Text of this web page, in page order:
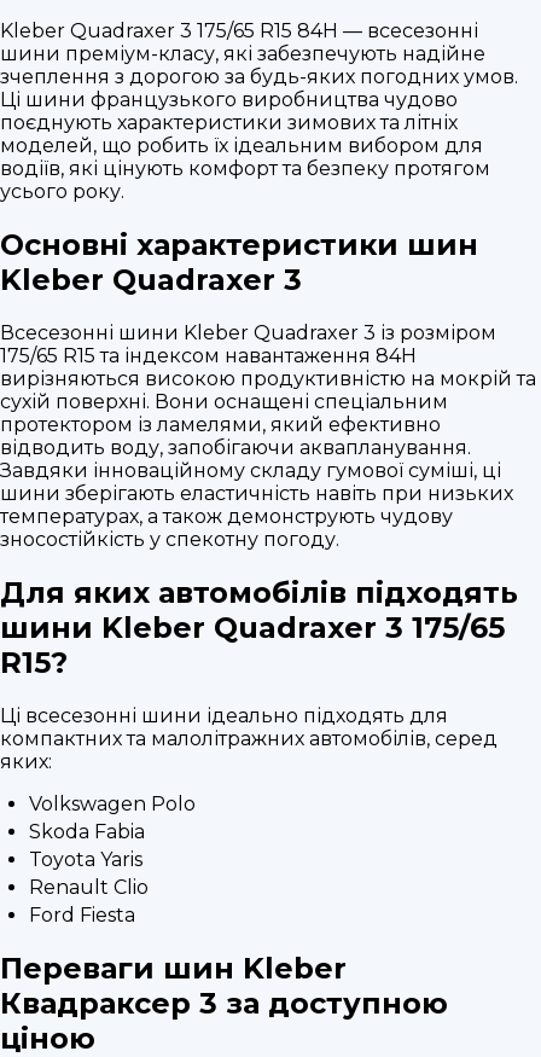
Kleber Quadraxer 3 175/65 R15 84H — всесезонні
шини преміум-класу, які забезпечують надійне
зчеплення з дорогою за будь-яких погодних умов.
Ці шини французького виробництва чудово
поєднують характеристики зимових та літніх
моделей, що робить їх ідеальним вибором для
водіїв, які цінують комфорт та безпеку протягом
усього року.
Основні характеристики шин
Kleber Quadraxer 3
Всесезонні шини Kleber Quadraxer 3 із розміром
175/65 R15 та індексом навантаження 84H
вирізняються високою продуктивністю на мокрій та
сухій поверхні. Вони оснащені спеціальним
протектором із ламелями, який ефективно
відводить воду, запобігаючи аквапланування.
Завдяки інноваційному складу гумової суміші, ці
шини зберігають еластичність навіть при низьких
температурах, а також демонструють чудову
зносостійкість у спекотну погоду.
Для яких автомобілів підходять
шини Kleber Quadraxer 3 175/65
R15?
Ці всесезонні шини ідеально підходять для
компактних та малолітражних автомобілів, серед
яких:
Volkswagen Polo
Skoda Fabia
Toyota Yaris
Renault Clio
Ford Fiesta
Переваги шин Kleber
Квадраксер 3 за доступною
ціною